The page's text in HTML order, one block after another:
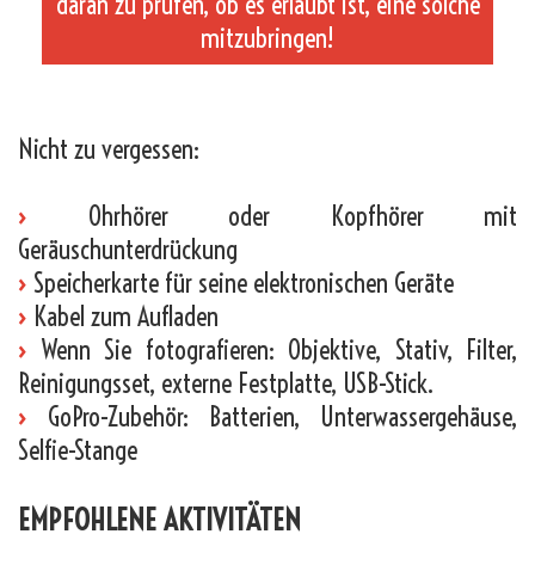
mitzubringen!
Nicht zu vergessen:
›
Ohrhörer oder Kopfhörer mit
Geräuschunterdrückung
› Speicherkarte für seine elektronischen Geräte
› Kabel zum Aufladen
› Wenn Sie fotografieren: Objektive, Stativ, Filter,
Reinigungsset, externe Festplatte, USB-Stick.
› GoPro-Zubehör: Batterien, Unterwassergehäuse,
Selfie-Stange
EMPFOHLENE AKTIVITÄTEN